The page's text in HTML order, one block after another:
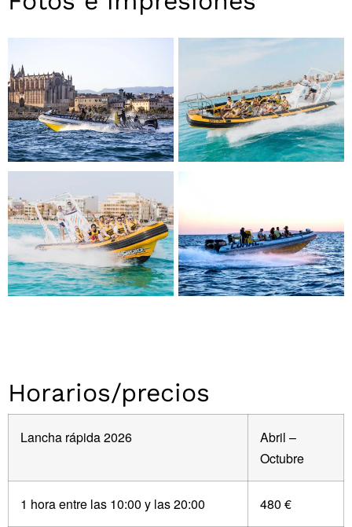
Horarios/precios
Lancha rápida 2026
Abril –
Octubre
1 hora entre las 10:00 y las 20:00 480 €